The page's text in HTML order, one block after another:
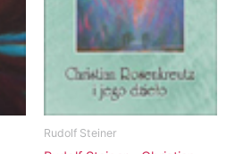
Rudolf Steiner